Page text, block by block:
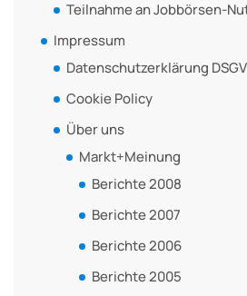
Teilnahme an Jobbörsen-
Impressum
Datenschutzerklärung
Cookie Policy
Über uns
Markt+Meinung
Berichte 2008
Berichte 2007
Berichte 2006
Berichte 2005